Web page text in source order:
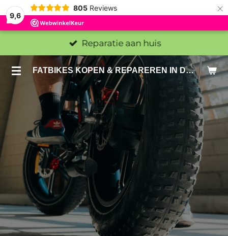
9,6
805 Reviews ×
FATBIKES KOPEN & REPAREREN IN DEN HAAG EN ZOETERMEER - SACHE BIKES
Reparatie aan huis